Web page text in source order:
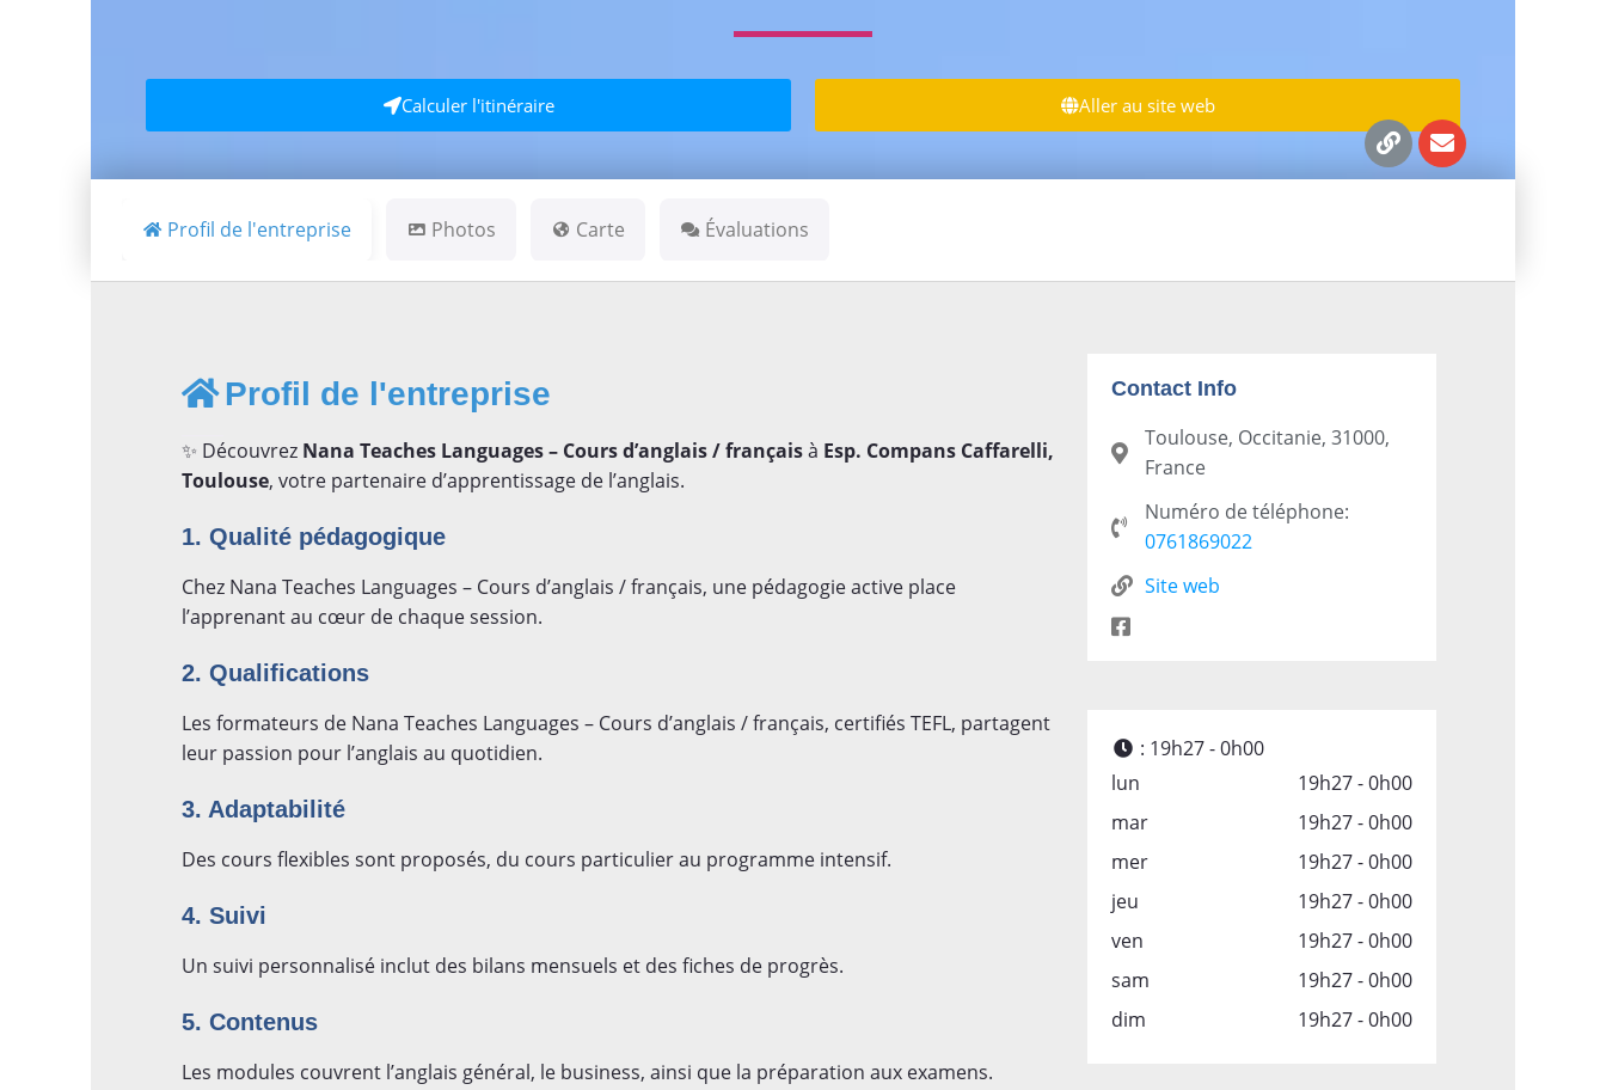
Calculer l'itinéraire Aller au site web
Profil de l'entreprise Photos Carte Évaluations
Profil de l'entreprise
✨ Découvrez Nana Teaches Languages – Cours d’anglais / françaisà Esp. Compans Caffarelli,
Toulouse, votre partenaire d’apprentissage de l’anglais.
1. Qualité pédagogique
Chez Nana Teaches Languages – Cours d’anglais / français, une pédagogie active place
l’apprenant au cœur de chaque session.
2. Qualifications
Les formateurs de Nana Teaches Languages – Cours d’anglais / français, certifiés TEFL, partagent
leur passion pour l’anglais au quotidien.
3. Adaptabilité
Des cours flexibles sont proposés, du cours particulier au programme intensif.
4. Suivi
Un suivi personnalisé inclut des bilans mensuels et des fiches de progrès.
5. Contenus
Les modules couvrent l’anglais général, le business, ainsi que la préparation aux examens.
Contact Info
Toulouse, Occitanie, 31000,
France
Numéro de téléphone:
0761869022
Site web
: 19h27 - 0h00
lun
19h27 - 0h00
mar
19h27 - 0h00
mer
19h27 - 0h00
jeu
19h27 - 0h00
ven
19h27 - 0h00
sam
19h27 - 0h00
dim
19h27 - 0h00